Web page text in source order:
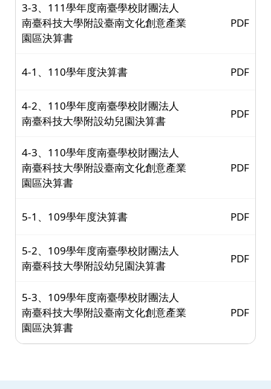
3-3、111學年度南臺學校財團法人
南臺科技大學附設臺南文化創意產業
園區決算書
PDF
4-1、110學年度決算書 PDF
4-2、110學年度南臺學校財團法人
南臺科技大學附設幼兒園決算書
PDF
4-3、110學年度南臺學校財團法人
南臺科技大學附設臺南文化創意產業
園區決算書
PDF
5-1、109學年度決算書 PDF
5-2、109學年度南臺學校財團法人
南臺科技大學附設幼兒園決算書
PDF
5-3、109學年度南臺學校財團法人
南臺科技大學附設臺南文化創意產業
園區決算書
PDF